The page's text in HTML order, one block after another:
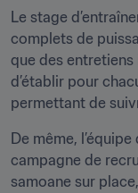
Le stage
complets de
que des
d’établir pour
permettant de
De même,
campagne de
samoane sur